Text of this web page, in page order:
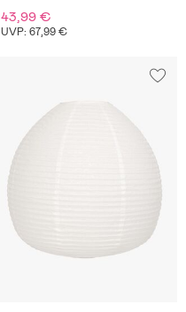
43,99 €
UVP: 67,99 €